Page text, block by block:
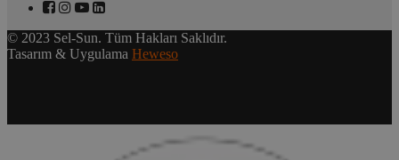
© 2023 Sel-Sun. Tüm Hakları Saklıdır.
Tasarım & Uygulama Heweso